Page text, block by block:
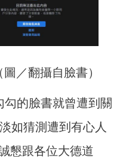
／翻攝自臉書）
勾的臉書就曾遭到關
如猜測遭到有心人
懇跟各位大德道